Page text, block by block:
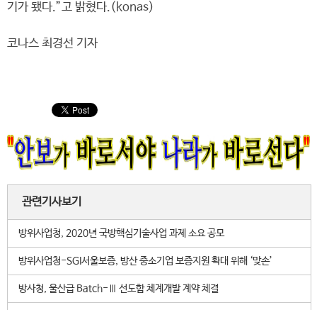
기가 됐다.”고 밝혔다.(konas)
코나스 최경선 기자
관련기사보기
방위사업청, 2020년 국방핵심기술사업 과제 소요 공모
방위사업청-SGI서울보증, 방산 중소기업 보증지원 확대 위해 ‘맞손’
방사청, 울산급 Batch-Ⅲ 선도함 체계개발 계약 체결